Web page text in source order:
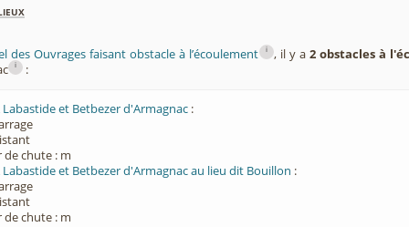
des Ouvrages faisant obstacle à l’écoulement i , il y a2 obstacles à
i :
Labastide et Betbezer d'Armagnac :
chute : m
Labastide et Betbezer d'Armagnac au lieu dit Bouillon :
chute : m